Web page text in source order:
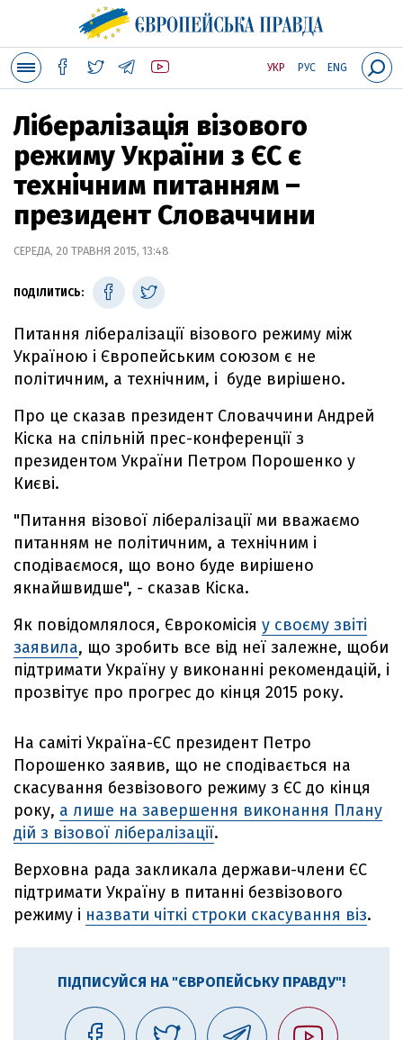
УКР РУС ENG
Лібералізація візового
режиму України з ЄС є
технічним питанням –
президент Словаччини
СЕРЕДА, 20 ТРАВНЯ 2015, 13:48
ПОДІЛИТИСЬ:
Питання лібералізації візового режиму між
Україною і Європейським союзом є не
політичним, а технічним, і буде вирішено.
Про це сказав президент Словаччини Андрей
Кіска на спільній прес-конференції з
президентом України Петром Порошенко у
Києві.
"Питання візової лібералізації ми вважаємо
питанням не політичним, а технічним і
сподіваємося, що воно буде вирішено
якнайшвидше", - сказав Кіска.
Як повідомлялося, Єврокомісія у своєму звіті
заявила, що зробить все від неї залежне, щоби
підтримати Україну у виконанні рекомендацій, і
прозвітує про прогрес до кінця 2015 року.
На саміті Україна-ЄС президент Петро
Порошенко заявив, що не сподівається на
скасування безвізового режиму з ЄС до кінця
року, а лише на завершення виконання Плану
дій з візової лібералізації.
Верховна рада закликала держави-члени ЄС
підтримати Україну в питанні безвізового
режиму і назвати чіткі строки скасування віз.
ПІДПИСУЙСЯ НА "ЄВРОПЕЙСЬКУ ПРАВДУ"!